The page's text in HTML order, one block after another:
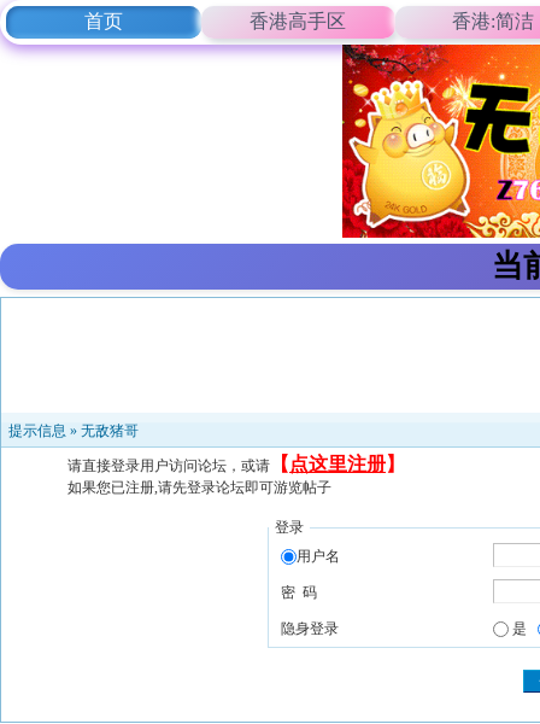
首页 香港高手区 香港:简洁
当
提示信息 » 无敌猪哥
请直接登录用户访问论坛，或请 【 点这里注册】
如果您已注册,请先登录论坛即可游览帖子
登录
用户名
密 码
隐身登录 是